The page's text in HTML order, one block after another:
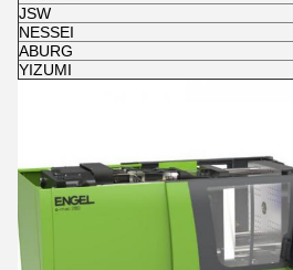
JSW
NESSEI
ABURG
YIZUMI